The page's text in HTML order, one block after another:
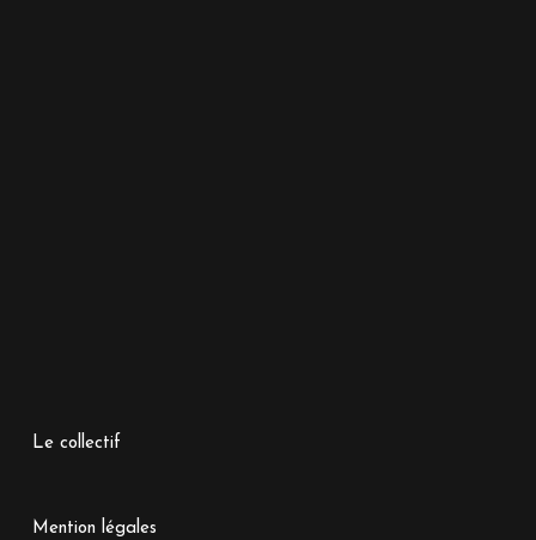
Le collectif
Mention légales